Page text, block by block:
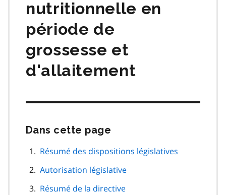
nutritionnelle en
période de
grossesse et
d'allaitement
Dans cette page
navigation
page
Résumé des dispositions législatives
Autorisation législative
Résumé de la directive